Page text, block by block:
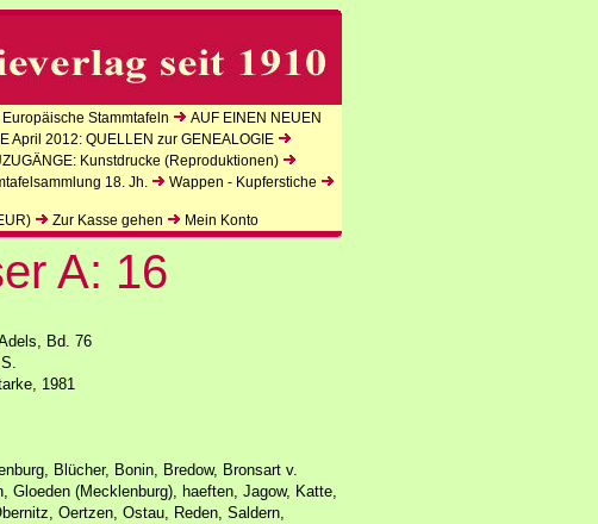
Stammtafeln
AUF EINEN NEUEN
April 2012: QUELLEN zur GENEALOGIE
Kunstdrucke (Reproduktionen)
18. Jh.
Wappen - Kupferstiche
Zur Kasse gehen Mein Konto
A: 16
Bd. 76
1981
Blücher, Bonin, Bredow, Bronsart v.
Gloeden (Mecklenburg), haeften, Jagow, Katte,
Oertzen, Ostau, Reden, Saldern,